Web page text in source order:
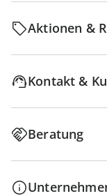
Aktionen &
Kontakt &
Beratung